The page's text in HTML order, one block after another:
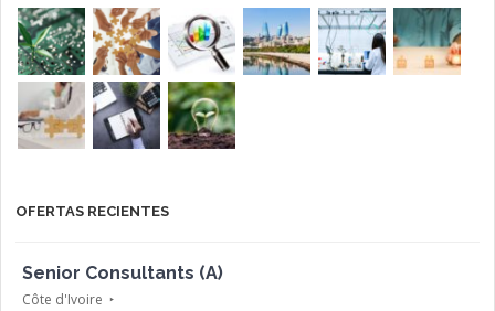
OFERTAS RECIENTES
Senior Consultants (A)
Côte d'Ivoire